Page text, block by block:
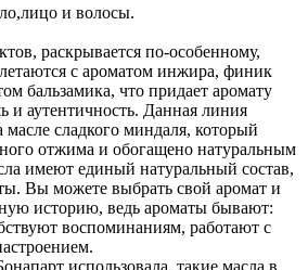
и волосы.
раскрывается по-особенному,
с ароматом инжира, финик
бальзамика, что придает аромату
и аутентичность. Данная линия
масле сладкого миндаля, который
отжима и обогащено натуральным
имеют единый натуральный состав,
Вы можете выбрать свой аромат и
историю, ведь ароматы бывают:
воспоминаниям, работают с
использовала, такие масла в